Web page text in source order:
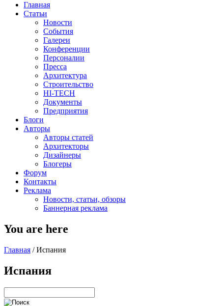
Главная
Статьи
Новости
События
Галереи
Конференции
Персоналии
Пресса
Архитектура
Строительство
HI-TECH
Документы
Предприятия
Блоги
Авторы
Авторы статей
Архитекторы
Дизайнеры
Блогеры
Форум
Контакты
Реклама
Новости, статьи, обзоры
Баннерная реклама
You are here
Главная / Испания
Испания